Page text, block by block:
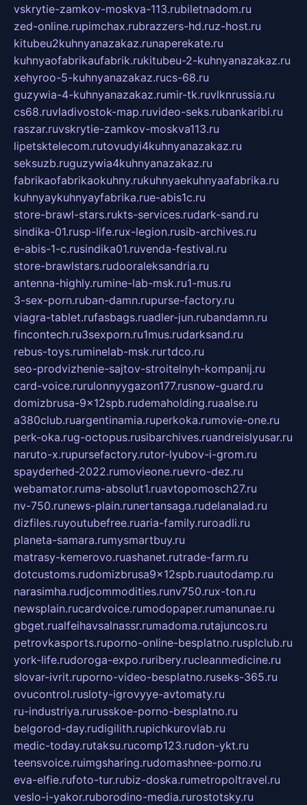
vskrytie-zamkov-moskva-113.rubiletnadom.ru
zed-online.rupimchax.rubrazzers-hd.ruz-host.ru
kitubeu2kuhnyanazakaz.runaperekate.ru
kuhnyaofabrikaufabrik.rukitubeu-2-kuhnyanazakaz.ru
xehyroo-5-kuhnyanazakaz.rucs-68.ru
guzywia-4-kuhnyanazakaz.rumir-tk.ruvlknrussia.ru
cs68.ruvladivostok-map.ruvideo-seks.rubankaribi.ru
raszar.ruvskrytie-zamkov-moskva113.ru
lipetsktelecom.rutovudyi4kuhnyanazakaz.ru
seksuzb.ruguzywia4kuhnyanazakaz.ru
fabrikaofabrikaokuhny.rukuhnyaekuhnyaafabrika.ru
kuhnyaykuhnyayfabrika.rue-abis1c.ru
store-brawl-stars.rukts-services.rudark-sand.ru
sindika-01.rusp-life.rux-legion.rusib-archives.ru
e-abis-1-c.rusindika01.ruvenda-festival.ru
store-brawlstars.rudooraleksandria.ru
antenna-highly.rumine-lab-msk.ru1-mus.ru
3-sex-porn.ruban-damn.rupurse-factory.ru
viagra-tablet.rufasbags.ruadler-jun.rubandamn.ru
fincontech.ru3sexporn.ru1mus.rudarksand.ru
rebus-toys.ruminelab-msk.rurtdco.ru
seo-prodvizhenie-sajtov-stroitelnyh-kompanij.ru
card-voice.rurulonnyygazon177.rusnow-guard.ru
domizbrusa-9x12spb.rudemaholding.ruaalse.ru
a380club.ruargentinamia.ruperkoka.rumovie-one.ru
perk-oka.rug-octopus.rusibarchives.ruandreislyusar.ru
naruto-x.rupursefactory.rutor-lyubov-i-grom.ru
spayderhed-2022.rumovieone.ruevro-dez.ru
webamator.ruma-absolut1.ruavtopomosch27.ru
nv-750.runews-plain.runertansaga.rudelanalad.ru
dizfiles.ruyoutubefree.ruaria-family.ruroadli.ru
planeta-samara.rumysmartbuy.ru
matrasy-kemerovo.ruashanet.rutrade-farm.ru
dotcustoms.rudomizbrusa9x12spb.ruautodamp.ru
narasimha.rudjcommodities.runv750.rux-ton.ru
newsplain.rucardvoice.rumodopaper.rumanunae.ru
gbget.rualfeihavsalnassr.rumadoma.rutajuncos.ru
petrovkasports.ruporno-online-besplatno.rusplclub.ru
york-life.rudoroga-expo.ruribery.rucleanmedicine.ru
slovar-ivrit.ruporno-video-besplatno.ruseks-365.ru
ovucontrol.rusloty-igrovyye-avtomaty.ru
ru-industriya.rurusskoe-porno-besplatno.ru
belgorod-day.rudigilith.rupichkurovlab.ru
medic-today.rutaksu.rucomp123.rudon-ykt.ru
teensvoice.ruimgsharing.rudomashnee-porno.ru
eva-elfie.rufoto-tur.rubiz-doska.rumetropoltravel.ru
veslo-i-yakor.ruborodino-media.rurostotsky.ru